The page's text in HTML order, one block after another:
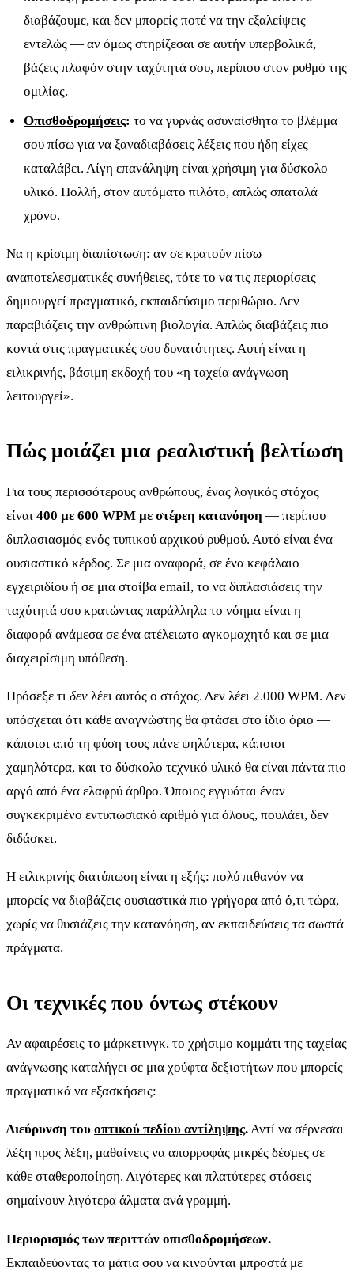
διαβάζουμε, και δεν μπορείς ποτέ να την εξαλείψεις
εντελώς — αν όμως στηρίζεσαι σε αυτήν υπερβολικά,
βάζεις πλαφόν στην ταχύτητά σου, περίπου στον ρυθμό της
ομιλίας.
Οπισθοδρομήσεις: το να γυρνάς ασυναίσθητα το βλέμμα
σου πίσω για να ξαναδιαβάσεις λέξεις που ήδη είχες
καταλάβει. Λίγη επανάληψη είναι χρήσιμη για δύσκολο
υλικό. Πολλή, στον αυτόματο πιλότο, απλώς σπαταλά
χρόνο.
Να η κρίσιμη διαπίστωση: αν σε κρατούν πίσω
αναποτελεσματικές συνήθειες, τότε το να τις περιορίσεις
δημιουργεί πραγματικό, εκπαιδεύσιμο περιθώριο. Δεν
παραβιάζεις την ανθρώπινη βιολογία. Απλώς διαβάζεις πιο
κοντά στις πραγματικές σου δυνατότητες. Αυτή είναι η
ειλικρινής, βάσιμη εκδοχή του «η ταχεία ανάγνωση
λειτουργεί».
Πώς μοιάζει μια ρεαλιστική βελτίωση
Για τους περισσότερους ανθρώπους, ένας λογικός στόχος
είναι 400 με 600 WPM με στέρεη κατανόηση — περίπου
διπλασιασμός ενός τυπικού αρχικού ρυθμού. Αυτό είναι ένα
ουσιαστικό κέρδος. Σε μια αναφορά, σε ένα κεφάλαιο
εγχειριδίου ή σε μια στοίβα email, το να διπλασιάσεις την
ταχύτητά σου κρατώντας παράλληλα το νόημα είναι η
διαφορά ανάμεσα σε ένα ατέλειωτο αγκομαχητό και σε μια
διαχειρίσιμη υπόθεση.
Πρόσεξε τι δεν λέει αυτός ο στόχος. Δεν λέει 2.000 WPM. Δεν
υπόσχεται ότι κάθε αναγνώστης θα φτάσει στο ίδιο όριο —
κάποιοι από τη φύση τους πάνε ψηλότερα, κάποιοι
χαμηλότερα, και το δύσκολο τεχνικό υλικό θα είναι πάντα πιο
αργό από ένα ελαφρύ άρθρο. Όποιος εγγυάται έναν
συγκεκριμένο εντυπωσιακό αριθμό για όλους, πουλάει, δεν
διδάσκει.
Η ειλικρινής διατύπωση είναι η εξής: πολύ πιθανόν να
μπορείς να διαβάζεις ουσιαστικά πιο γρήγορα από ό,τι τώρα,
χωρίς να θυσιάζεις την κατανόηση, αν εκπαιδεύσεις τα σωστά
πράγματα.
Οι τεχνικές που όντως στέκουν
Αν αφαιρέσεις το μάρκετινγκ, το χρήσιμο κομμάτι της ταχείας
ανάγνωσης καταλήγει σε μια χούφτα δεξιοτήτων που μπορείς
πραγματικά να εξασκήσεις:
Διεύρυνση του οπτικού πεδίου αντίληψης.Αντί να σέρνεσαι
λέξη προς λέξη, μαθαίνεις να απορροφάς μικρές δέσμες σε
κάθε σταθεροποίηση. Λιγότερες και πλατύτερες στάσεις
σημαίνουν λιγότερα άλματα ανά γραμμή.
Περιορισμός των περιττών οπισθοδρομήσεων.
Εκπαιδεύοντας τα μάτια σου να κινούνται μπροστά με